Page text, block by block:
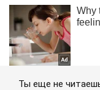
Ты еще не